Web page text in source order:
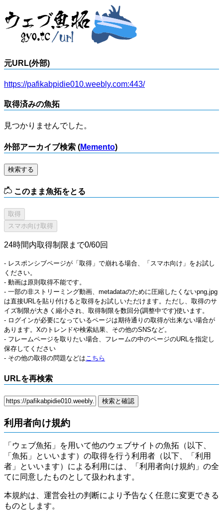
元URL(外部)
https://pafikabpidie010.weebly.com:443/
取得済みの魚拓
見つかりませんでした。
外部アーカイブ検索 (Memento)
検索する
このまま魚拓をとる
24時間内取得制限まで0/60回
- レスポンシブページが「取得」で崩れる場合、「スマホ向け」をお試し
ください。
- 動画は原則取得不能です。
- 一部の非ストリーミング動画、metadataのために圧縮したくないpng,jpg
は直接URLを貼り付けると取得をお試しいただけます。ただし、取得のサ
イズ制限が大きく縮小され、取得制限を数回分(調整中です)使います。
- ログインが必要になっているページは期待通りの取得が出来ない場合が
あります。Xのトレンドや検索結果、その他のSNSなど。
- フレームページを取りたい場合、フレームの中のページのURLを指定し
保存してください
- その他の取得の問題などはこちら
URLを再検索
利用者向け規約
「ウェブ魚拓」を用いて他のウェブサイトの魚拓（以下、
「魚拓」といいます）の取得を行う利用者（以下、「利用
者」といいます）による利用には、「利用者向け規約」の全
てに同意したものとして扱われます。
本規約は、運営会社の判断により予告なく任意に変更できる
ものとします。